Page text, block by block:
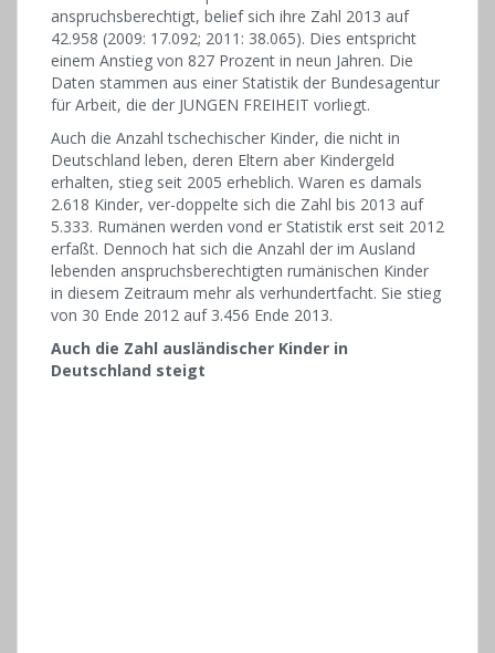
anspruchsberechtigt, belief sich ihre Zahl 2013 auf
42.958 (2009: 17.092; 2011: 38.065). Dies entspricht
einem Anstieg von 827 Prozent in neun Jahren. Die
Daten stammen aus einer Statistik der Bundesagentur
für Arbeit, die der JUNGEN FREIHEIT vorliegt.
Auch die Anzahl tschechischer Kinder, die nicht in
Deutschland leben, deren Eltern aber Kindergeld
erhalten, stieg seit 2005 erheblich. Waren es damals
2.618 Kinder, ver-doppelte sich die Zahl bis 2013 auf
5.333. Rumänen werden vond er Statistik erst seit 2012
erfaßt. Dennoch hat sich die Anzahl der im Ausland
lebenden anspruchsberechtigten rumänischen Kinder
in diesem Zeitraum mehr als verhundertfacht. Sie stieg
von 30 Ende 2012 auf 3.456 Ende 2013.
Auch die Zahl ausländischer Kinder in
Deutschland steigt